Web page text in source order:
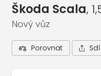
Škoda Scala,
Nový vůz
Porovnat